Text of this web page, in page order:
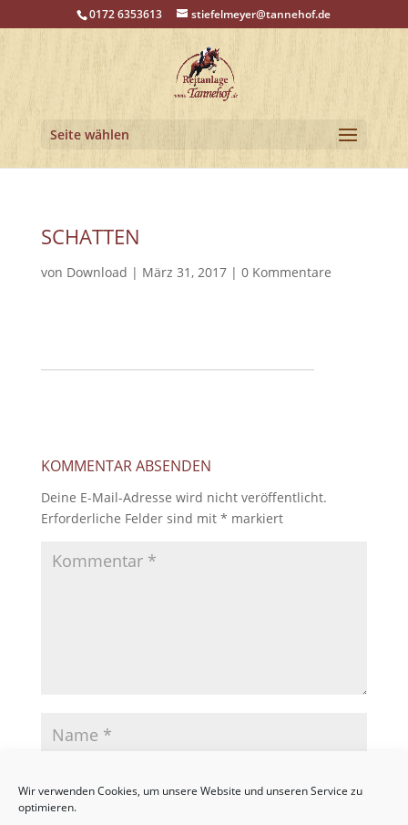
Wir verwenden Cookies, um unsere Website und unseren Service zu
optimieren.
0172 6353613 stiefelmeyer@tannehof.de
Seite wählen
SCHATTEN
von Download | März 31, 2017| 0 Kommentare
KOMMENTAR ABSENDEN
Deine E-Mail-Adresse wird nicht veröffentlicht.
Erforderliche Felder sind mit * markiert